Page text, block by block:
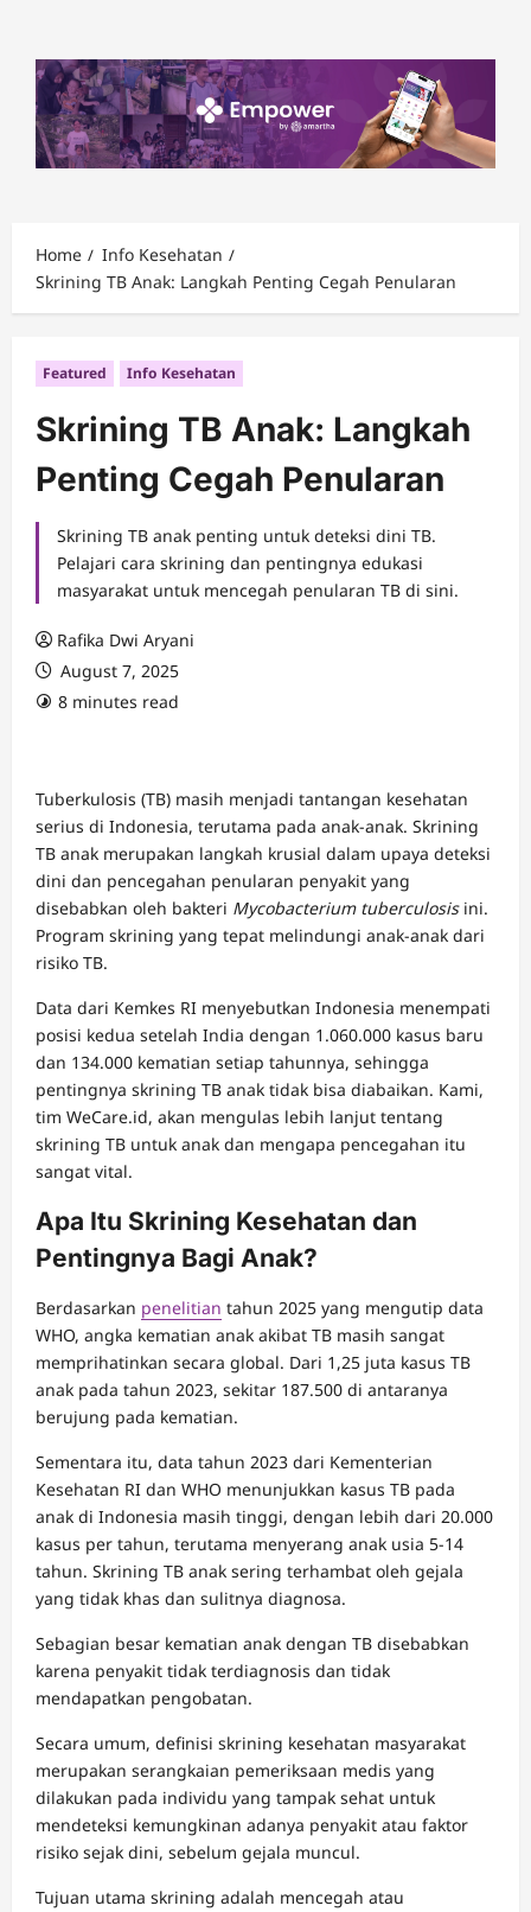
content
Home
Info Kesehatan
Skrining TB Anak: Langkah Penting Cegah Penularan
Featured Info Kesehatan
Skrining TB Anak: Langkah
Penting Cegah Penularan
Skrining TB anak penting untuk deteksi dini TB.
Pelajari cara skrining dan pentingnya edukasi
masyarakat untuk mencegah penularan TB di sini.
Rafika Dwi Aryani
August 7, 2025
8 minutes read
Tuberkulosis (TB) masih menjadi tantangan kesehatan
serius di Indonesia, terutama pada anak-anak. Skrining
TB anak merupakan langkah krusial dalam upaya deteksi
dini dan pencegahan penularan penyakit yang
disebabkan oleh bakteri Mycobacterium tuberculosisini.
Program skrining yang tepat melindungi anak-anak dari
risiko TB.
Data dari Kemkes RI menyebutkan Indonesia menempati
posisi kedua setelah India dengan 1.060.000 kasus baru
dan 134.000 kematian setiap tahunnya, sehingga
pentingnya skrining TB anak tidak bisa diabaikan. Kami,
tim WeCare.id, akan mengulas lebih lanjut tentang
skrining TB untuk anak dan mengapa pencegahan itu
sangat vital.
Apa Itu Skrining Kesehatan dan
Pentingnya Bagi Anak?
Berdasarkan penelitian tahun 2025 yang mengutip data
WHO, angka kematian anak akibat TB masih sangat
memprihatinkan secara global. Dari 1,25 juta kasus TB
anak pada tahun 2023, sekitar 187.500 di antaranya
berujung pada kematian.
Sementara itu, data tahun 2023 dari Kementerian
Kesehatan RI dan WHO menunjukkan kasus TB pada
anak di Indonesia masih tinggi, dengan lebih dari 20.000
kasus per tahun, terutama menyerang anak usia 5-14
tahun. Skrining TB anak sering terhambat oleh gejala
yang tidak khas dan sulitnya diagnosa.
Sebagian besar kematian anak dengan TB disebabkan
karena penyakit tidak terdiagnosis dan tidak
mendapatkan pengobatan.
Secara umum, definisi skrining kesehatan masyarakat
merupakan serangkaian pemeriksaan medis yang
dilakukan pada individu yang tampak sehat untuk
mendeteksi kemungkinan adanya penyakit atau faktor
risiko sejak dini, sebelum gejala muncul.
Tujuan utama skrining adalah mencegah atau